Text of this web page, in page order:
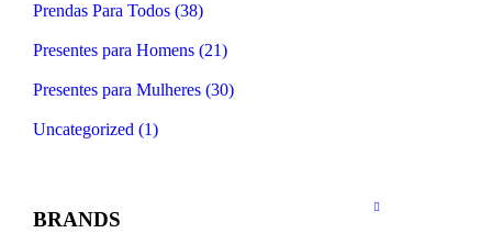
Prendas Para Todos (38)
Presentes para Homens (21)
Presentes para Mulheres (30)
Uncategorized (1)
BRANDS